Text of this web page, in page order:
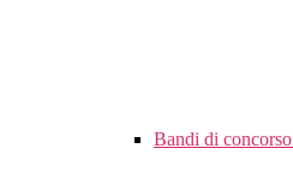
Bandi di concorso